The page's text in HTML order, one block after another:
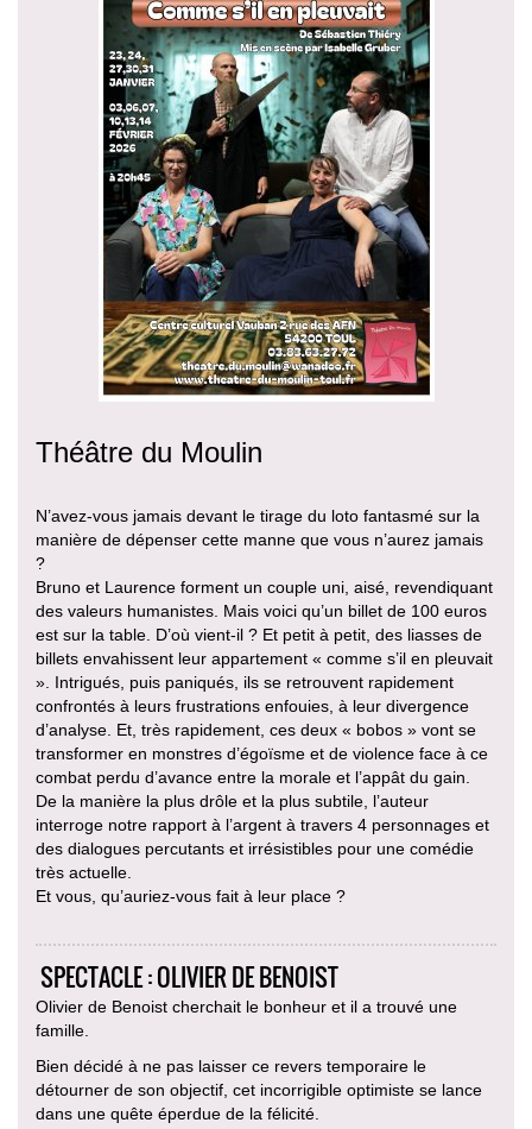
Théâtre du Moulin
N’avez-vous jamais devant le tirage du loto fantasmé sur la
manière de dépenser cette manne que vous n’aurez jamais
?
Bruno et Laurence forment un couple uni, aisé, revendiquant
des valeurs humanistes. Mais voici qu’un billet de 100 euros
est sur la table. D’où vient-il ? Et petit à petit, des liasses de
billets envahissent leur appartement « comme s’il en pleuvait
». Intrigués, puis paniqués, ils se retrouvent rapidement
confrontés à leurs frustrations enfouies, à leur divergence
d’analyse. Et, très rapidement, ces deux « bobos » vont se
transformer en monstres d’égoïsme et de violence face à ce
combat perdu d’avance entre la morale et l’appât du gain.
De la manière la plus drôle et la plus subtile, l’auteur
interroge notre rapport à l’argent à travers 4 personnages et
des dialogues percutants et irrésistibles pour une comédie
très actuelle.
Et vous, qu’auriez-vous fait à leur place ?
SPECTACLE : OLIVIER DE BENOIST
Olivier de Benoist cherchait le bonheur et il a trouvé une
famille.
Bien décidé à ne pas laisser ce revers temporaire le
détourner de son objectif, cet incorrigible optimiste se lance
dans une quête éperdue de la félicité.